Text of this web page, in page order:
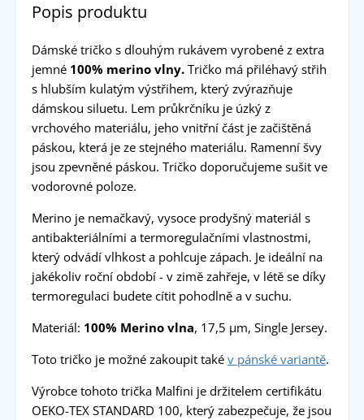
Popis produktu
Dámské tričko s dlouhým rukávem vyrobené z extra
jemné 100% merino vlny.Tričko má přiléhavý střih
s hlubším kulatým výstřihem, který zvýrazňuje
dámskou siluetu. Lem průkrčníku je úzký z
vrchového materiálu, jeho vnitřní část je začištěná
páskou, která je ze stejného materiálu. Ramenní švy
jsou zpevněné páskou. Tričko doporučujeme sušit ve
vodorovné poloze.
Merino je nemačkavý, vysoce prodyšný materiál s
antibakteriálními a termoregulačními vlastnostmi,
který odvádí vlhkost a pohlcuje zápach. Je ideální na
jakékoliv roční období - v zimě zahřeje, v létě se díky
termoregulaci budete cítit pohodlně a v suchu.
Materiál: 100% Merino vlna, 17,5 µm, Single Jersey.
Toto tričko je možné zakoupit také v pánské variantě.
Výrobce tohoto trička Malfini je držitelem certifikátu
OEKO-TEX STANDARD 100, který zabezpečuje, že jsou